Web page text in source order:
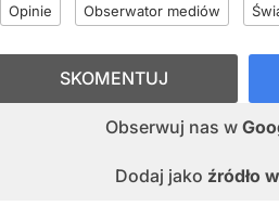
Opinie Obserwator mediów
Obserwuj nas w
Dodaj jako źródło
SKOMENTUJ